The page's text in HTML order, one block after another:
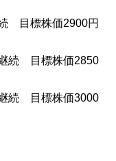
目標株価2900円
続 目標株価2850
続 目標株価3000